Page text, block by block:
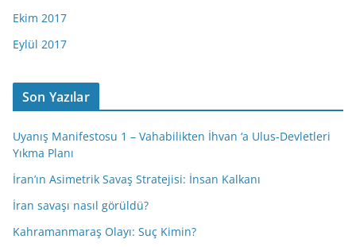
Ekim 2017
Eylül 2017
Son Yazılar
Uyanış Manifestosu 1 – Vahabilikten İhvan ‘a Ulus-Devletleri
Yıkma Planı
İran’ın Asimetrik Savaş Stratejisi: İnsan Kalkanı
İran savaşı nasıl görüldü?
Kahramanmaraş Olayı: Suç Kimin?